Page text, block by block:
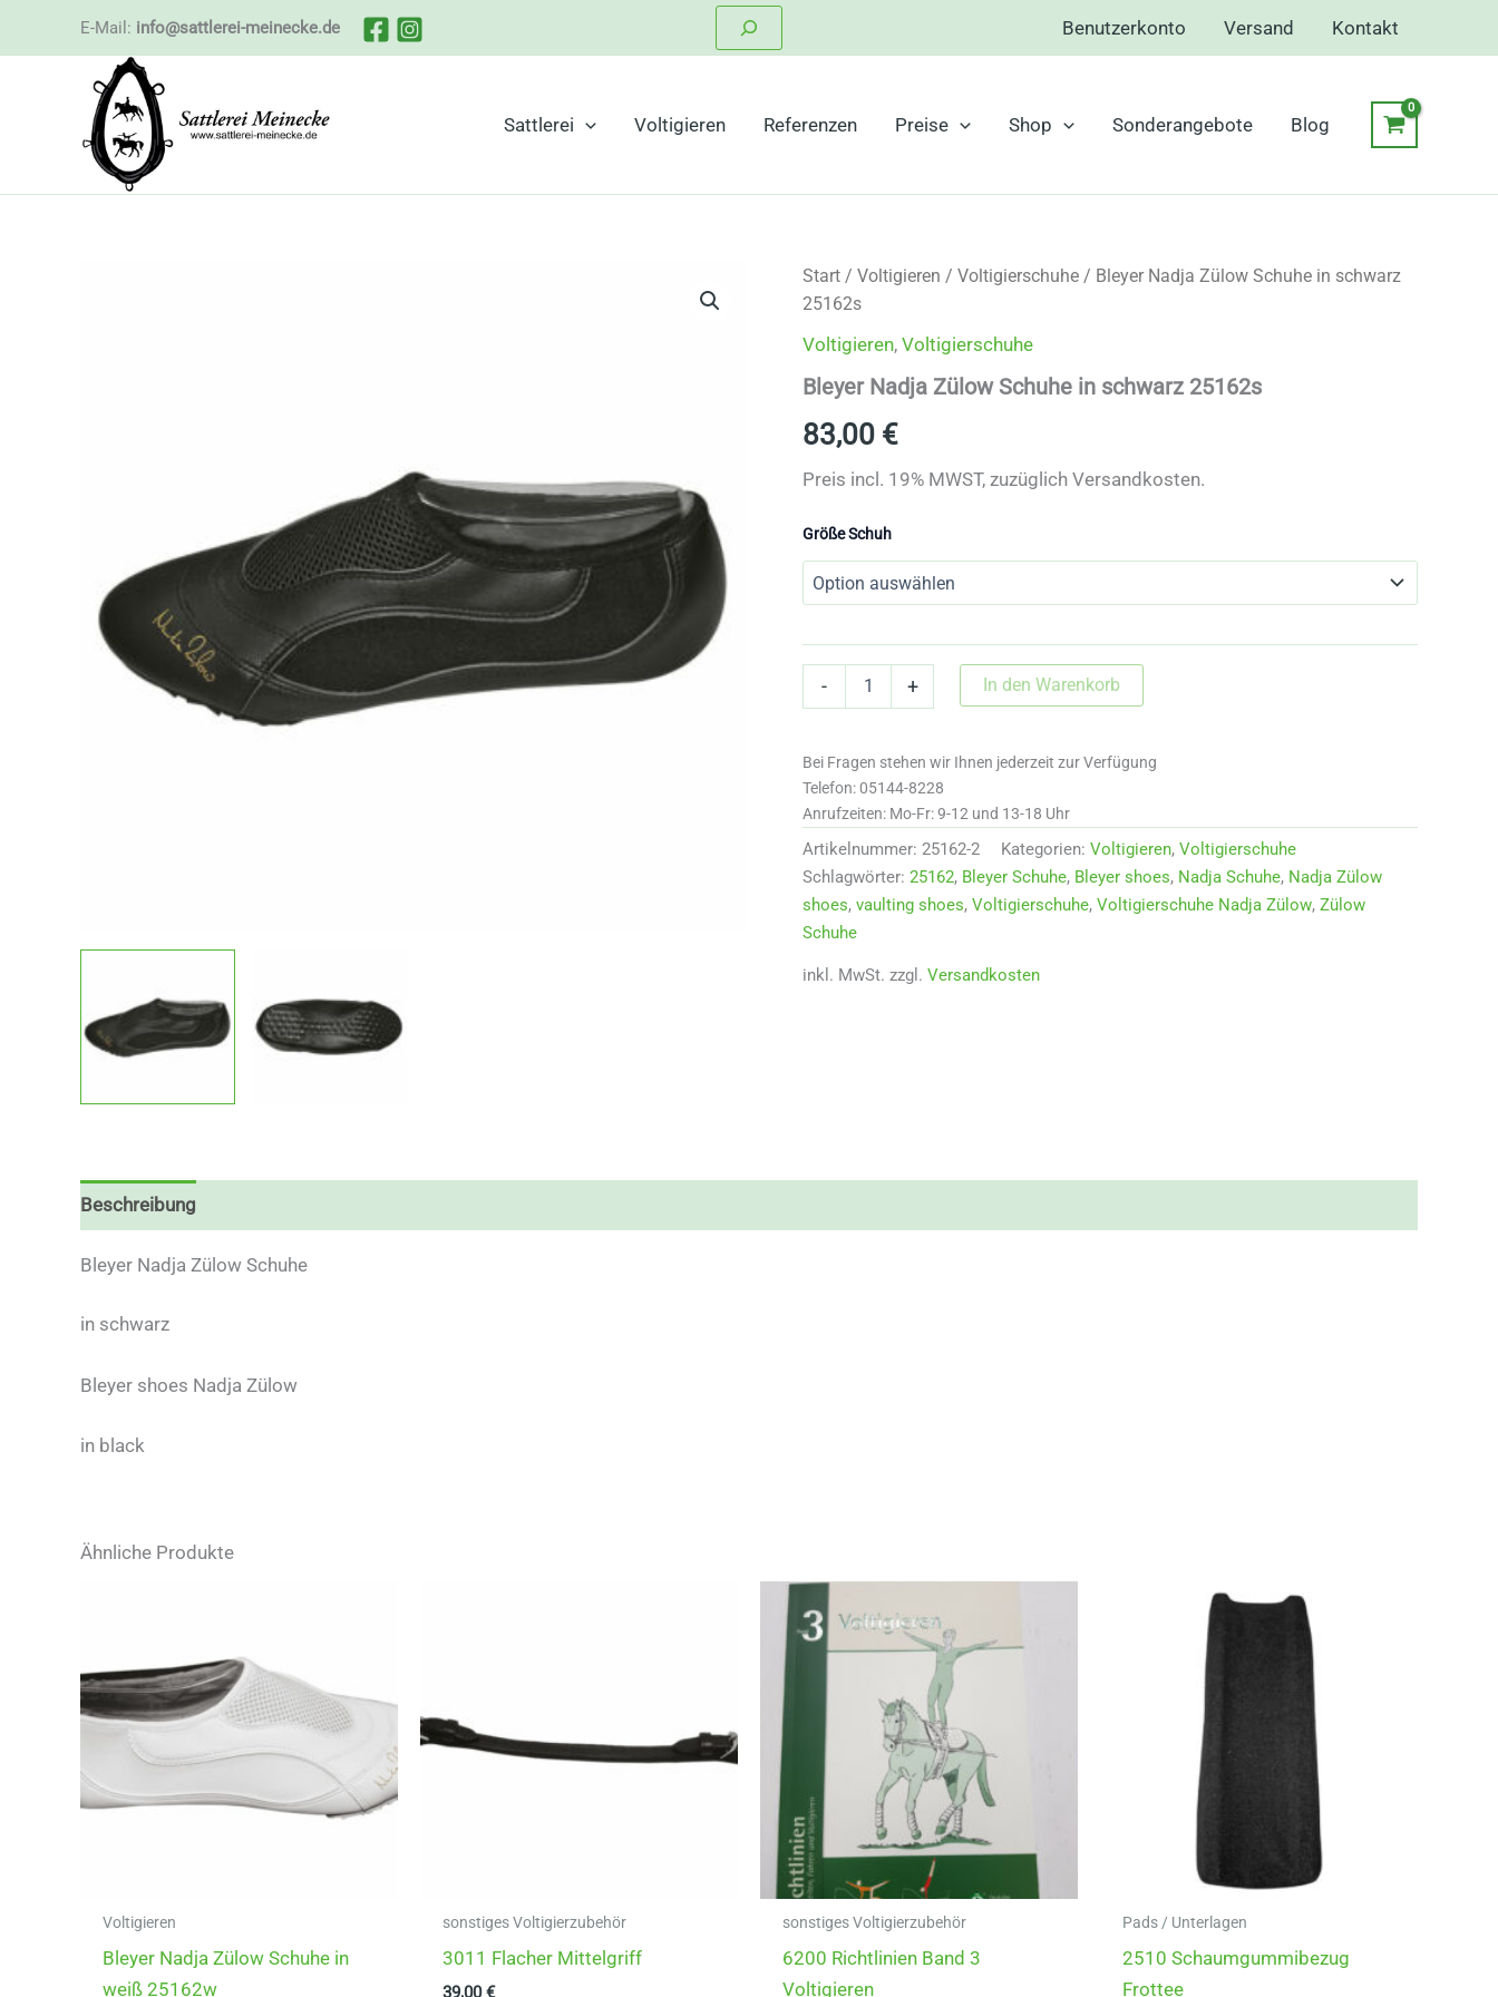
E-Mail: info@sattlerei-meinecke.de Benutzerkonto Versand Kontakt
Sattlerei Voltigieren Referenzen Preise Shop Sonderangebote Blog
Start / Voltigieren / Voltigierschuhe / Bleyer Nadja Zülow Schuhe in schwarz
25162s
Voltigieren, Voltigierschuhe
Bleyer Nadja Zülow Schuhe in schwarz 25162s
83,00 €
Preis incl. 19% MWST, zuzüglich Versandkosten.
Größe Schuh
-
in
schwarz
25162s
Menge
+ In den Warenkorb
Bei Fragen stehen wir Ihnen jederzeit zur Verfügung
Telefon: 05144-8228
Anrufzeiten: Mo-Fr: 9-12 und 13-18 Uhr
Artikelnummer: 25162-2 Kategorien: Voltigieren, Voltigierschuhe
Schlagwörter: 25162, Bleyer Schuhe, Bleyer shoes, Nadja Schuhe, Nadja Zülow
shoes, vaulting shoes, Voltigierschuhe, Voltigierschuhe Nadja Zülow, Zülow
Schuhe
inkl. MwSt. zzgl. Versandkosten
Beschreibung
Bleyer Nadja Zülow Schuhe
in schwarz
Bleyer shoes Nadja Zülow
in black
Ähnliche Produkte
Voltigieren
Bleyer Nadja Zülow Schuhe in
weiß 25162w
sonstiges Voltigierzubehör
3011 Flacher Mittelgriff
39,00€
sonstiges Voltigierzubehör
6200 Richtlinien Band 3
Voltigieren
Pads / Unterlagen
2510 Schaumgummibezug
Frottee